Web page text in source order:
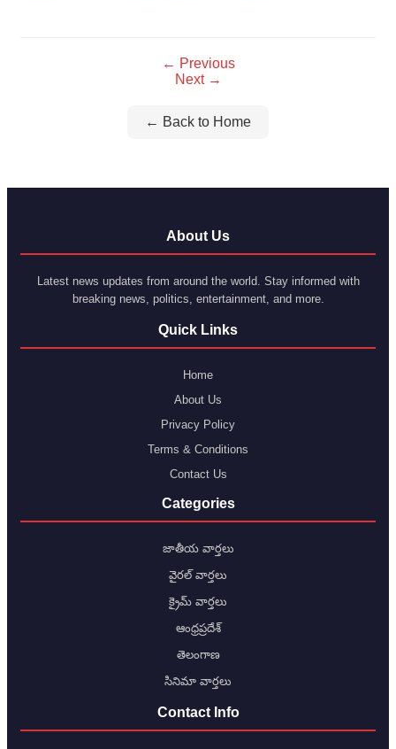
← Previous
Next →
← Back to Home
About Us
Latest news updates from around the world. Stay informed with
breaking news, politics, entertainment, and more.
Quick Links
Home
About Us
Privacy Policy
Terms & Conditions
Contact Us
Categories
జాతీయ వార్తలు
వైరల్ వార్తలు
క్రైమ్ వార్తలు
ఆంధ్రప్రదేశ్
తెలంగాణ
సినిమా వార్తలు
Contact Info